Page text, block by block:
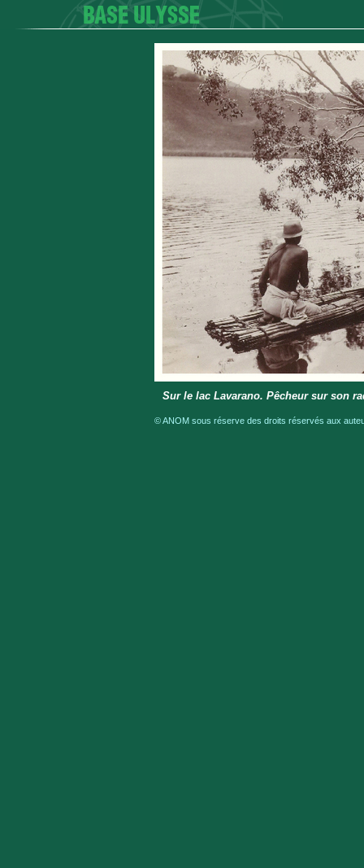
Sur le lac Lavarano. Pêcheur sur son
© ANOM sous réserve des droits réservés aux